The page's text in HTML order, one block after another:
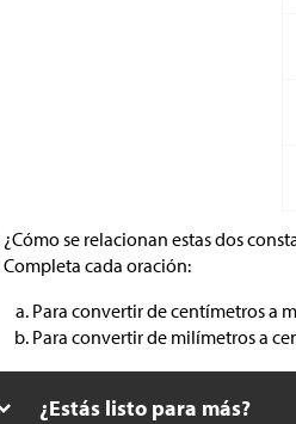
¿Cómo se relacionan estas dos
Completa cada oración:
Para convertir de centímetros a
Para convertir de milímetros a
¿Estás listo para más?